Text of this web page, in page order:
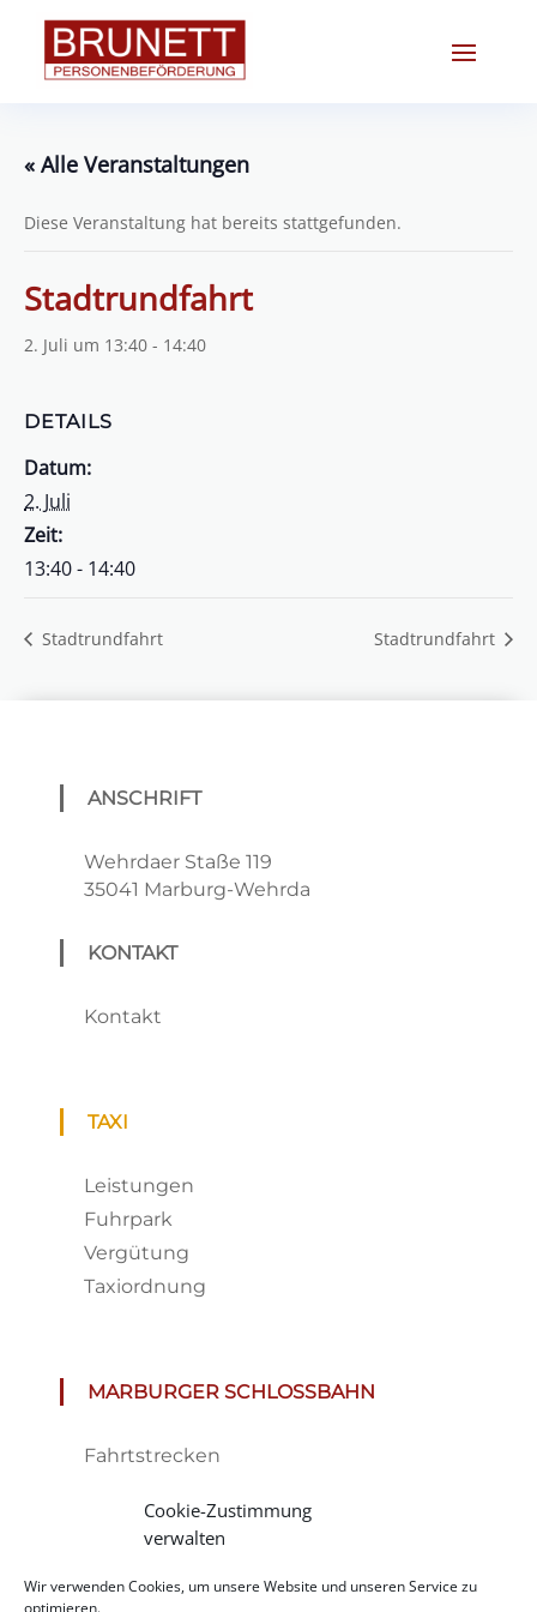
Cookie-Zustimmung
verwalten
Wir verwenden Cookies, um unsere Website und unseren Service zu
optimieren.
« Alle Veranstaltungen
Diese Veranstaltung hat bereits stattgefunden.
Stadtrundfahrt
2. Juli um 13:40 - 14:40
DETAILS
Datum:
2. Juli
Zeit:
13:40 - 14:40
Stadtrundfahrt Stadtrundfahrt
ANSCHRIFT
Wehrdaer Staße 119
35041 Marburg-Wehrda
KONTAKT
Kontakt
TAXI
Leistungen
Fuhrpark
Vergütung
Taxiordnung
MARBURGER SCHLOSSBAHN
Fahrtstrecken
Tickets
Impressionen